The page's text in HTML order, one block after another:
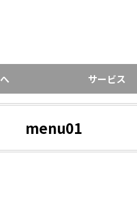
サービス
menu01